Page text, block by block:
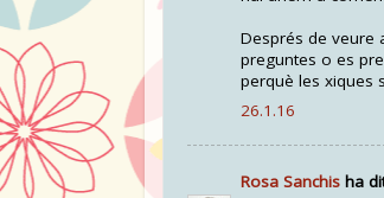
Després de veure
preguntes o es
perquè les xiques
26.1.16
Rosa Sanchis ha